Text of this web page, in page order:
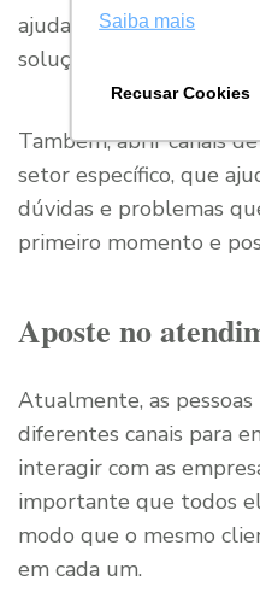
Saiba mais
Recusar Cookies
ajudam nessa jornada
solução adquirida.
Também, abrir canais
setor específico, que
dúvidas e problemas
primeiro momento e
Aposte no
Atualmente, as
diferentes canais para
interagir com as
importante que todos
modo que o mesmo
em cada um.